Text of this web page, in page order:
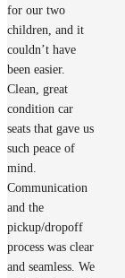
for our two
children, and it
couldn’t have
been easier.
Clean, great
condition car
seats that gave us
such peace of
mind.
Communication
and the
pickup/dropoff
process was clear
and seamless. We